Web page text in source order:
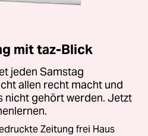
mit taz-Blick
jeden Samstag
allen recht macht und
nicht gehört werden. Jetzt
Zeitung frei Haus